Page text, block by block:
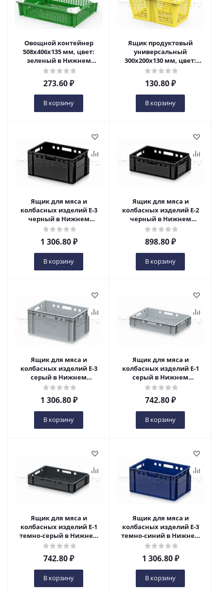
Овощной контейнер
508x406x135 мм, цвет:
зеленый в Нижнем
Новгороде
273.60₽
В корзину
Ящик продуктовый
универсальный
300x200x130 мм, цвет:
желтый в Нижнем
Новгороде
130.80₽
В корзину
Ящик для мяса и
колбасных изделий Е-3
черный в Нижнем
Новгороде
1 306.80₽
В корзину
Ящик для мяса и
колбасных изделий Е-2
черный в Нижнем
Новгороде
898.80₽
В корзину
Ящик для мяса и
колбасных изделий Е-3
серый в Нижнем
Новгороде
1 306.80₽
В корзину
Ящик для мяса и
колбасных изделий Е-1
серый в Нижнем
Новгороде
742.80₽
В корзину
Ящик для мяса и
колбасных изделий Е-1
темно-серый в Нижнем
Новгороде
742.80₽
В корзину
Ящик для мяса и
колбасных изделий Е-3
темно-синий в Нижнем
Новгороде
1 306.80₽
В корзину